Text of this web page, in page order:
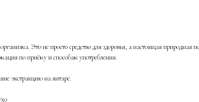
Это не просто средство для здоровья, а настоящая природная
по приёму и способам употребления.
экстракцию на янтаре.